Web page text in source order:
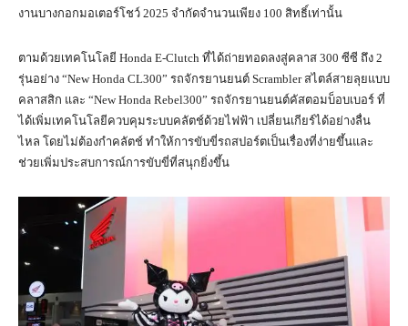
งานบางกอกมอเตอร์โชว์ 2025 จำกัดจำนวนเพียง 100 สิทธิ์เท่านั้น
ตามด้วยเทคโนโลยี Honda E-Clutch ที่ได้ถ่ายทอดลงสู่คลาส 300 ซีซี ถึง 2
รุ่นอย่าง “New Honda CL300” รถจักรยานยนต์ Scrambler สไตล์สายลุยแบบ
คลาสสิก และ “New Honda Rebel300” รถจักรยานยนต์คัสตอมบ็อบเบอร์ ที่
ได้เพิ่มเทคโนโลยีควบคุมระบบคลัตช์ด้วยไฟฟ้า เปลี่ยนเกียร์ได้อย่างลื่น
ไหล โดยไม่ต้องกำคลัตช์ ทำให้การขับขี่รถสปอร์ตเป็นเรื่องที่ง่ายขึ้นและ
ช่วยเพิ่มประสบการณ์การขับขี่ที่สนุกยิ่งขึ้น